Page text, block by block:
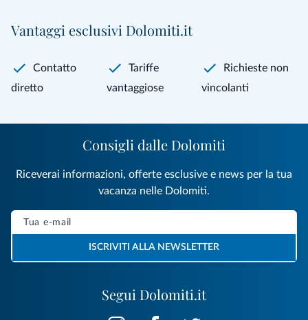
Vantaggi esclusivi Dolomiti.it
Contatto
diretto
Tariffe
vantaggiose
Richieste non
vincolanti
Segui Dolomiti.it
Consigli dalle Dolomiti
Riceverai informazioni, offerte esclusive e news per la tua
vacanza nelle Dolomiti.
ISCRIVITI ALLA NEWSLETTER